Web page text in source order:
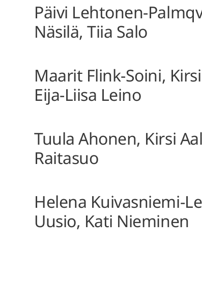
Päivi Lehtonen-
Näsilä, Tiia Salo
Maarit Flink-Soini,
Eija-Liisa Leino
Tuula Ahonen, Kirsi
Raitasuo
Helena Kuivasniemi-
Uusio, Kati Nieminen